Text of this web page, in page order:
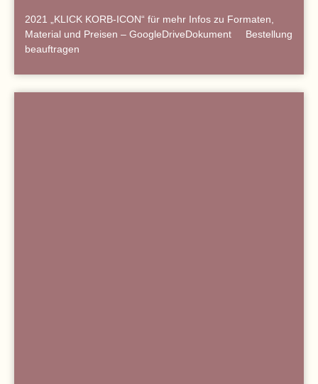
2021 „KLICK KORB-ICON“ für mehr Infos zu Formaten,
Material und Preisen – GoogleDriveDokument Bestellung
beauftragen